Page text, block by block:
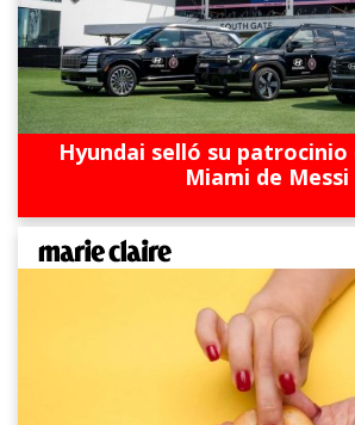
Hyundai selló su
Miami de Messi